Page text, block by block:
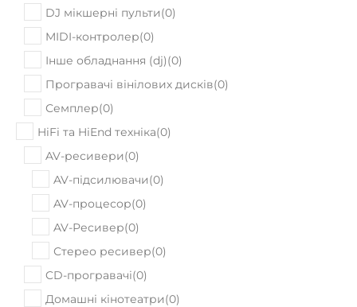
DJ мікшерні пульти(0)
MIDI-контролер(0)
Інше обладнання (dj)(0)
Програвачі вінілових дисків(0)
Семплер(0)
HiFi та HiEnd техніка(0)
AV-ресивери(0)
AV-підсилювачи(0)
AV-процесор(0)
AV-Ресивер(0)
Стерео ресивер(0)
CD-програвачі(0)
Домашні кінотеатри(0)